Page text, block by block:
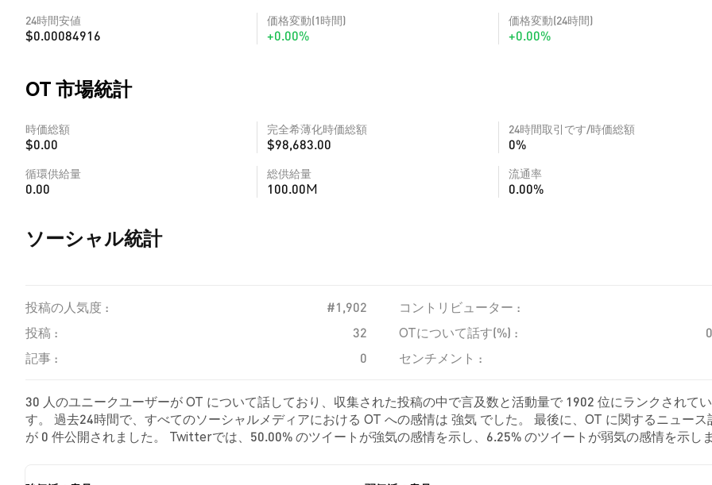
24時間安値
$0.00084916
価格変動(1時間)
+0.00%
価格変動(24時間)
+0.00%
OT 市場統計
時価総額
$0.00
完全希薄化時価総額
$98,683.00
24時間取引です/時価総額
0%
循環供給量
0.00
総供給量
100.00M
流通率
0.00%
ソーシャル統計
投稿の人気度 : #1,902
コントリビューター :
投稿 :
32 OTについて話す(%) :
記事 :
0 センチメント :
30 人のユニークユーザーが OT について話しており、収集された投稿の中で言及数と活動量で 1902 位にランクされて
す。 過去24時間で、すべてのソーシャルメディアにおける OT への感情は 強気 でした。 最後に、OT に関するニュース
が 0 件公開されました。 Twitterでは、50.00% のツイートが強気の感情を示し、6.25% のツイートが弱気の感情を示し